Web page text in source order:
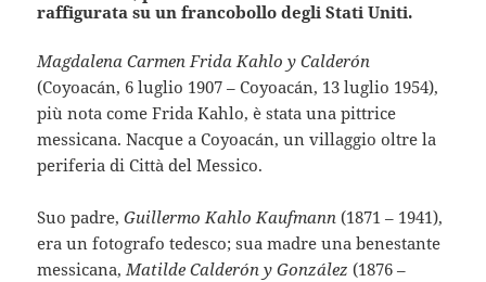
raffigurata su un francobollo degli Stati Uniti.
Magdalena Carmen Frida Kahlo y Calderón
(Coyoacán, 6 luglio 1907 – Coyoacán, 13 luglio 1954),
più nota come Frida Kahlo, è stata una pittrice
messicana. Nacque a Coyoacán, un villaggio oltre la
periferia di Città del Messico.
Suo padre,Guillermo Kahlo Kaufmann (1871 – 1941),
era un fotografo tedesco; sua madre una benestante
messicana, Matilde Calderón y González (1876 –